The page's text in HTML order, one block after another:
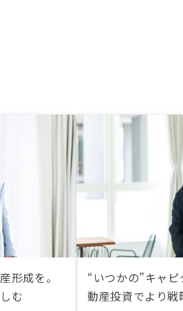
形成を。
む
“いつかの”キャ
動産投資でより